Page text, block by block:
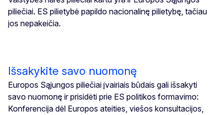
piliečiai. ES pilietybė papildo nacionalinę pilietybę, tačiau
jos nepakeičia.
Išsakykite savo nuomonę
Europos Sąjungos piliečiai įvairiais būdais gali išsakyti
savo nuomonę ir prisidėti prie ES politikos formavimo:
Konferencija dėl Europos ateities, viešos konsultacijos,